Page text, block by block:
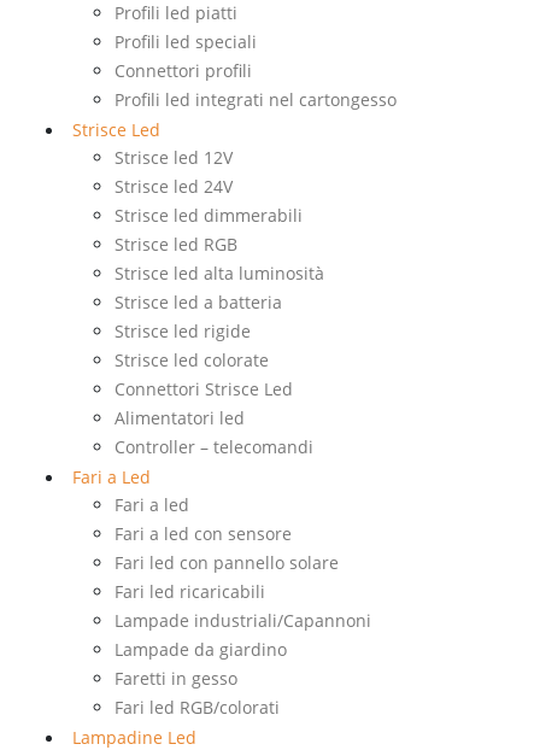
Profili led piatti
Profili led speciali
Connettori profili
Profili led integrati nel cartongesso
Strisce Led
Strisce led 12V
Strisce led 24V
Strisce led dimmerabili
Strisce led RGB
Strisce led alta luminosità
Strisce led a batteria
Strisce led rigide
Strisce led colorate
Connettori Strisce Led
Alimentatori led
Controller – telecomandi
Fari a Led
Fari a led
Fari a led con sensore
Fari led con pannello solare
Fari led ricaricabili
Lampade industriali/Capannoni
Lampade da giardino
Faretti in gesso
Fari led RGB/colorati
Lampadine Led